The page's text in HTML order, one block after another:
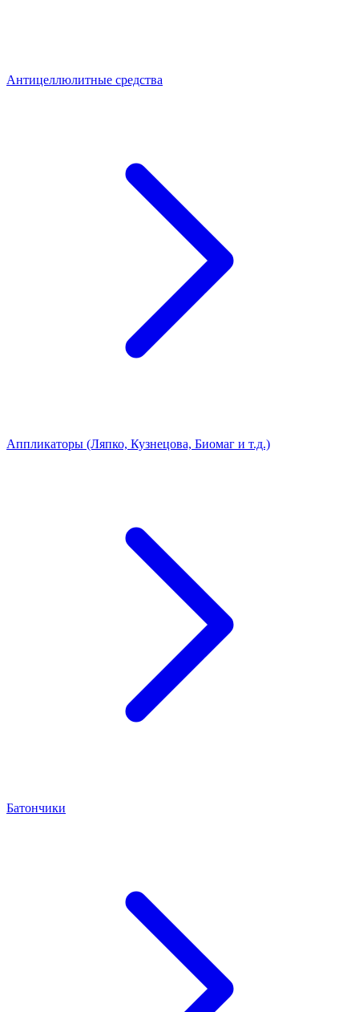
Антицеллюлитные средства
Аппликаторы (Ляпко, Кузнецова, Биомаг и т.д.)
Батончики